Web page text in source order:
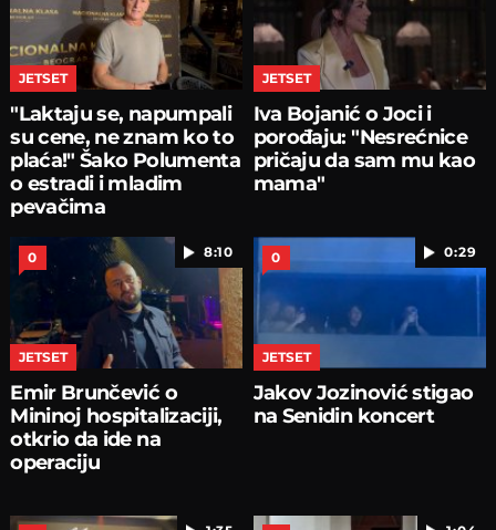
JETSET
"Laktaju se, napumpali
su cene, ne znam ko to
plaća!" Šako Polumenta
o estradi i mladim
pevačima
JETSET
Iva Bojanić o Joci i
porođaju: "Nesrećnice
pričaju da sam mu kao
mama"
8:10
0
JETSET
Emir Brunčević o
Mininoj hospitalizaciji,
otkrio da ide na
operaciju
0:29
0
JETSET
Jakov Jozinović stigao
na Senidin koncert